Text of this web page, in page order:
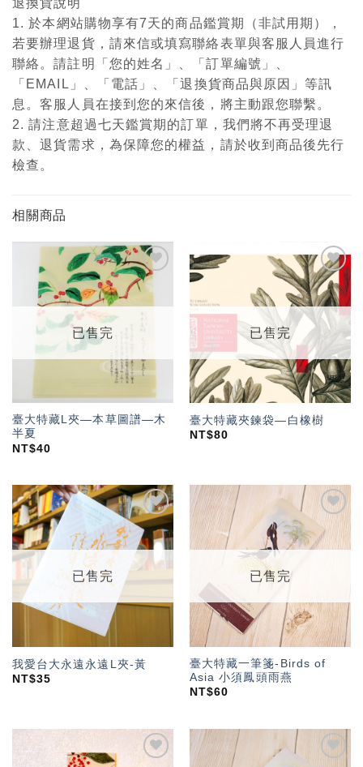
1. 於本網站購物享有7天的商品鑑賞期（非試用期），
若要辦理退貨，請來信或填寫聯絡表單與客服人員進行
聯絡。請註明「您的姓名」、「訂單編號」、
「EMAIL」、「電話」、「退換貨商品與原因」等訊
息。客服人員在接到您的來信後，將主動跟您聯繫。
2. 請注意超過七天鑑賞期的訂單，我們將不再受理退
款、退貨需求，為保障您的權益，請於收到商品後先行
檢查。
相關商品
加入
「願
望輕
已售完
臺大特藏L夾—本草圖譜—木
半夏
NT$40
加入
「願
望輕
單」
已售完
臺大特藏夾鍊袋—白橡樹
NT$80
加入
「願
望輕
單」
已售完
我愛台大永遠永遠L夾-黃
NT$35
加入
「願
望輕
已售完
臺大特藏一筆箋-Birds of
Asia 小須鳳頭雨燕
NT$60